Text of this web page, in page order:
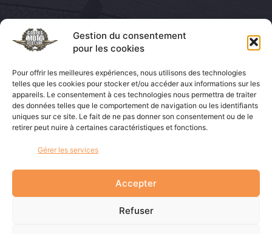
Gestion du consentement
pour les cookies
Pour offrir les meilleures expériences, nous utilisons des technologies
telles que les cookies pour stocker et/ou accéder aux informations sur les
appareils. Le consentement à ces technologies nous permettra de traiter
des données telles que le comportement de navigation ou les identifiants
uniques sur ce site. Le fait de ne pas donner son consentement ou de le
retirer peut nuire à certaines caractéristiques et fonctions.
Gérer les services
Accepter
Refuser
Les Éditions LVA
Coupes Auto Légende
La Vie de la Moto
Moto Légende
La boutique du collectionneur